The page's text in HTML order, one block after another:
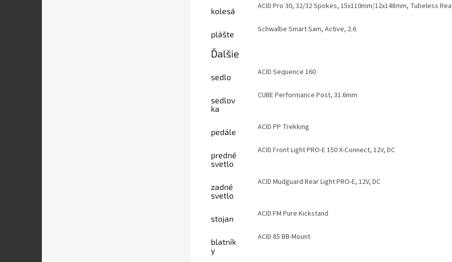
kolesá ACID Pro 30, 32/32 Spokes, 15x110mm/12x148mm, Tubeless
plášte Schwalbe Smart Sam, Active, 2.6
Ďalšie
sedlo ACID Sequence 160
sedlov
ka
CUBE Performance Post, 31.6mm
pedále ACID PP Trekking
predné
svetlo
ACID Front Light PRO-E 150 X-Connect, 12V, DC
zadné
svetlo
ACID Mudguard Rear Light PRO-E, 12V, DC
stojan ACID FM Pure Kickstand
blatník
y
ACID 85 BB-Mount